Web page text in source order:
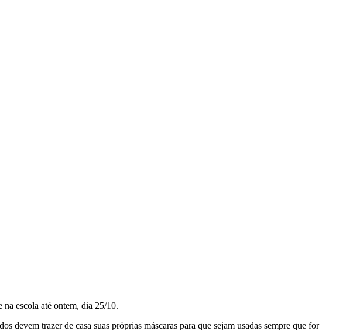
escola até ontem, dia 25/10.
devem trazer de casa suas próprias máscaras para que sejam usadas sempre que for